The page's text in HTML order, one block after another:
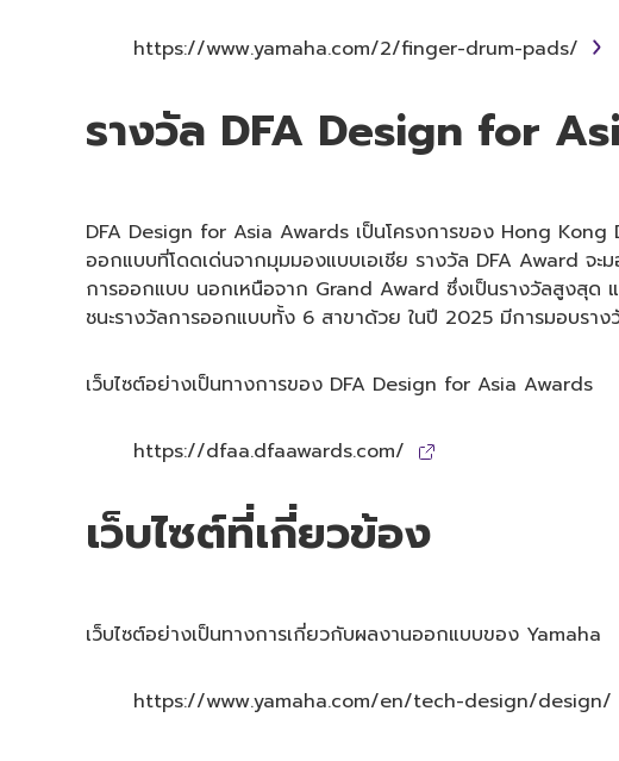
https://www.yamaha.com/2/finger-drum-pads/
รางวัล DFA Design for
DFA Design for Asia Awards เป็นโครงการของ Hong
ออกแบบที่โดดเด่นจากมุมมองแบบเอเชีย รางวัล DFA Award จ
การออกแบบ นอกเหนือจาก Grand Award ซึ่งเป็นรางวัลสูงสุด
ชนะรางวัลการออกแบบทั้ง 6 สาขาด้วย ในปี 2025 มีการมอบร
เว็บไซต์อย่างเป็นทางการของ DFA Design for Asia Awards
https://dfaa.dfaawards.com/
เว็บไซต์ที่เกี่ยวข้อง
เว็บไซต์อย่างเป็นทางการเกี่ยวกับผลงานออกแบบของ Yamaha
https://www.yamaha.com/en/tech-design/design/